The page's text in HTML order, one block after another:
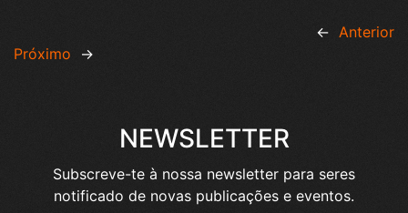
← Anterior
Próximo
→
NEWSLETTER
Subscreve-te à nossa newsletter para seres
notificado de novas publicações e eventos.